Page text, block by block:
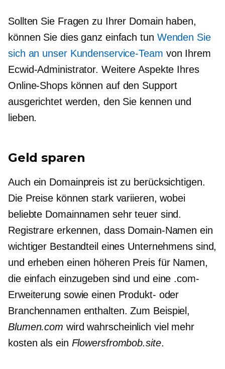
Sollten Sie Fragen zu Ihrer Domain haben,
können Sie dies ganz einfach tun Wenden Sie
sich an unser Kundenservice-Team von Ihrem
Ecwid-Administrator. Weitere Aspekte Ihres
Online-Shops können auf den Support
ausgerichtet werden, den Sie kennen und
lieben.
Geld sparen
Auch ein Domainpreis ist zu berücksichtigen.
Die Preise können stark variieren, wobei
beliebte Domainnamen sehr teuer sind.
Registrare erkennen, dass Domain-Namen ein
wichtiger Bestandteil eines Unternehmens sind,
und erheben einen höheren Preis für Namen,
die einfach einzugeben sind und eine .com-
Erweiterung sowie einen Produkt- oder
Branchennamen enthalten. Zum Beispiel,
Blumen.com wird wahrscheinlich viel mehr
kosten als ein Flowersfrombob.site.